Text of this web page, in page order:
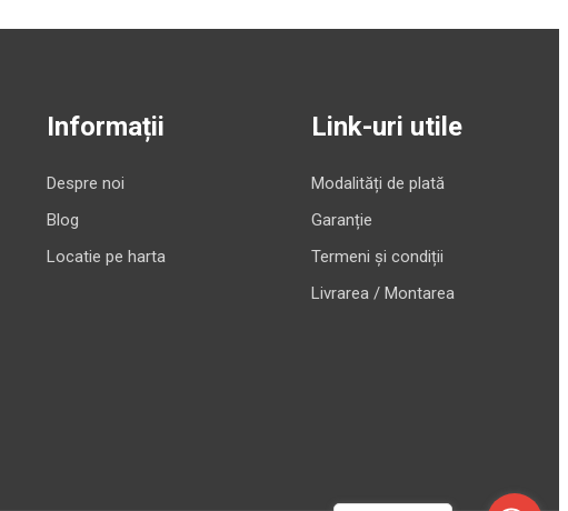
Informații
Despre noi
Blog
Locatie pe harta
Link-uri utile
Modalități de plată
Garanție
Termeni și condiții
Livrarea / Montarea